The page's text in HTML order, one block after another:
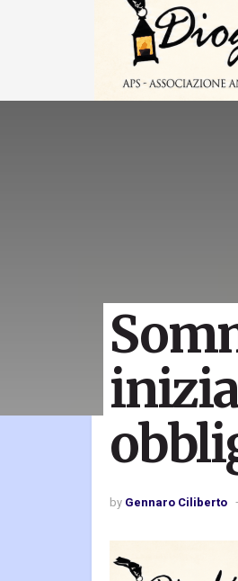
by Gennaro Ciliberto